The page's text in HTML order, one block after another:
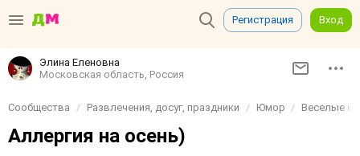
Регистрация Вход
Элина Еленовна
Московская область, Россия
Сообщества Развлечения, досуг, праздники Юмор Веселые
Аллергия на осень)